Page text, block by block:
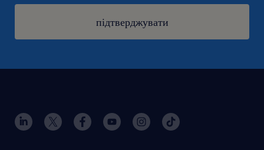
підтверджувати